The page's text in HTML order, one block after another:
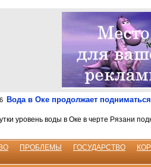
Вода в Оке продолжает подниматься
уровень воды в Оке в черте Рязани
ПРОБЛЕМЫ ГОСУДАРСТВО